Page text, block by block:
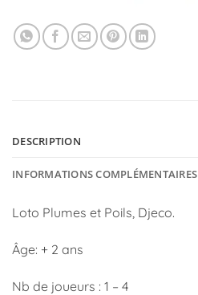
DESCRIPTION
INFORMATIONS COMPLÉMENTAIRES
Loto Plumes et Poils, Djeco.
Âge: + 2 ans
Nb de joueurs : 1 – 4